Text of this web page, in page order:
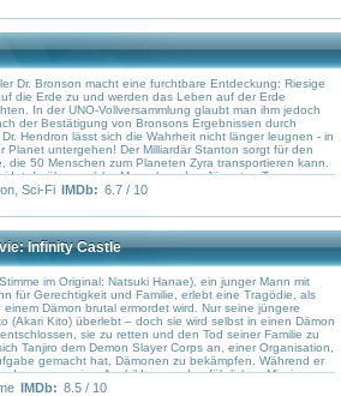
Jones (James Corden) und dem alten Theater-Kater
Im Hintergrund aber lauert der finstere Macavity (Idris
Plan verfolgt, um bei der bevorstehenden Ballwahl
Dr. Bronson macht eine furchtbare Entdeckung: Riesige
die Erde zu und werden das Leben auf der Erde
In der UNO-Vollversammlung glaubt man ihm jedoch
der Bestätigung von Bronsons Ergebnissen durch
Hendron lässt sich die Wahrheit nicht länger leugnen - in
Planet untergehen! Der Milliardär Stanton sorgt für den
die 50 Menschen zum Planeten Zyra transportieren kann.
darüber, welche Menschen den Jüngsten Tag
Sci-Fi IMDb: 6.7 / 10
Infinity Castle
im Original: Natsuki Hanae), ein junger Mann mit
für Gerechtigkeit und Familie, erlebt eine Tragödie, als
einem Dämon brutal ermordet wird. Nur seine jüngere
(Akari Kito) überlebt – doch sie wird selbst in einen Dämon
sie zu retten und den Tod seiner Familie zu
Tanjiro dem Demon Slayer Corps an, einer Organisation,
gemacht hat, Dämonen zu bekämpfen. Während er
seiner Ausbildung und gefährlichen Missionen
nicht nur gegen mächtige Dämonen, sondern auch
IMDb: 8.5 / 10